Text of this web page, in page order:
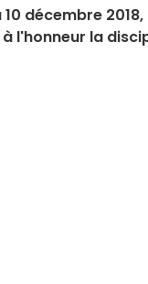
10 décembre
l'honneur la